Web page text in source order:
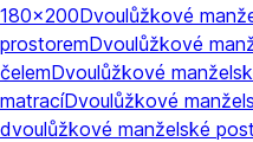
180x200Dvoulůžkové
prostoremDvoulůžkové
čelemDvoulůžkové
matracíDvoulůžkové
dvoulůžkové manželské